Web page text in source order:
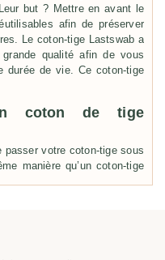
but ? Mettre en avant le
afin de préserver
Le coton-tige Lastswab a
qualité afin de vous
durée de vie. Ce coton-tige
coton de tige
votre coton-tige sous
manière qu’un coton-tige
Lastswab, et afin de